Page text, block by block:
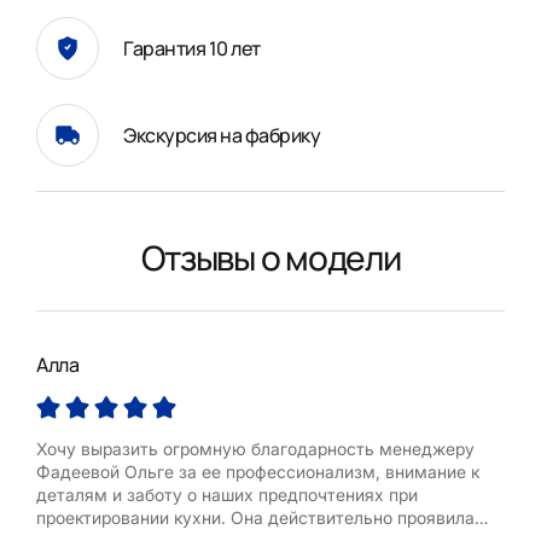
Гарантия 10 лет
Экскурсия на фабрику
Отзывы о модели
Алла
Хочу выразить огромную благодарность менеджеру
Фадеевой Ольге за ее профессионализм, внимание к
деталям и заботу о наших предпочтениях при
проектировании кухни. Она действительно проявила